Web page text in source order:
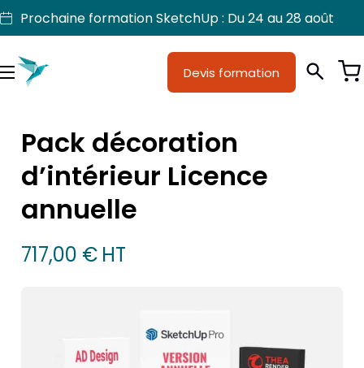
Aller
au
contenu
Prochaine formation SketchUp : Du 24 au 28 août
MenuJe suis
Licences SketchUp
Nos produits
Devis formation
Pack décoration
d’intérieur Licence
annuelle
717,00 € HT